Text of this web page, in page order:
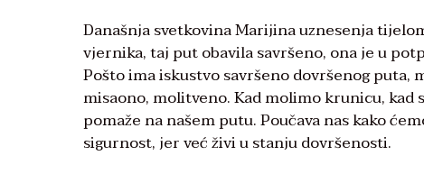
Današnja svetkovina Marijina uznesenja
vjernika, taj put obavila savršeno, ona je u
Pošto ima iskustvo savršeno dovršenog
misaono, molitveno. Kad molimo krunicu,
pomaže na našem putu. Poučava nas kako
sigurnost, jer već živi u stanju dovršenosti.